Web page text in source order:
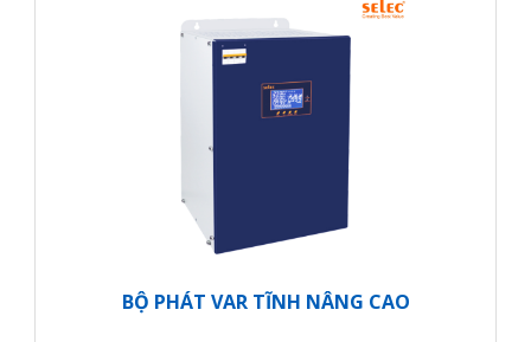
BỘ PHÁT VAR TĨNH NÂNG CAO